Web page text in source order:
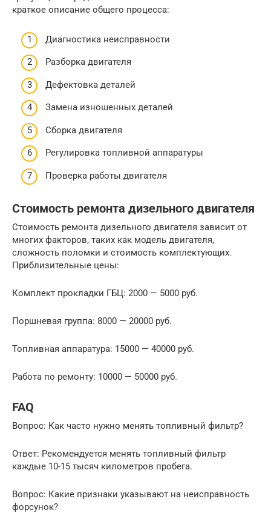
краткое описание общего процесса:
Диагностика неисправности
Разборка двигателя
Дефектовка деталей
Замена изношенных деталей
Сборка двигателя
Регулировка топливной аппаратуры
Проверка работы двигателя
Стоимость ремонта дизельного двигателя
Стоимость ремонта дизельного двигателя зависит от
многих факторов, таких как модель двигателя,
сложность поломки и стоимость комплектующих.
Приблизительные цены:
Комплект прокладки ГБЦ: 2000 — 5000 руб.
Поршневая группа: 8000 — 20000 руб.
Топливная аппаратура: 15000 — 40000 руб.
Работа по ремонту: 10000 — 50000 руб.
FAQ
Вопрос: Как часто нужно менять топливный фильтр?
Ответ: Рекомендуется менять топливный фильтр
каждые 10-15 тысяч километров пробега.
Вопрос: Какие признаки указывают на неисправность
форсунок?